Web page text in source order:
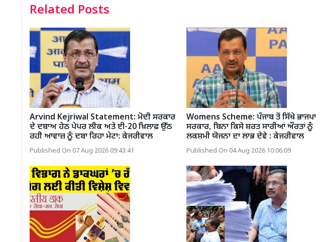
Related Posts
Arvind Kejriwal Statement: ਮੋਦੀ ਸਰਕਾਰ
ਦੇ ਦਬਾਅ ਹੇਠ ਪੇਪਰ ਲੀਕ ਅਤੇ ਈ-20 ਖ਼ਿਲਾਫ਼ ਉੱਠ
ਰਹੀ ਆਵਾਜ਼ ਨੂੰ ਦਬਾ ਰਿਹਾ ਮੇਟਾ: ਕੇਜਰੀਵਾਲ
Published On 07 Aug 2026 09:43:41
Womens Scheme: ਪੰਜਾਬ ਤੋਂ ਸਿੱਖੇ ਭਾਜਪਾ
ਸਰਕਾਰ, ਬਿਨਾ ਕਿਸੇ ਸ਼ਰਤ ਸਾਰੀਆਂ ਔਰਤਾਂ ਨੂੰ
ਲਕਸ਼ਮੀ ਯੋਜਨਾ ਦਾ ਲਾਭ ਦੇਵੇ : ਕੇਜਰੀਵਾਲ
Published On 04 Aug 2026 10:06:09